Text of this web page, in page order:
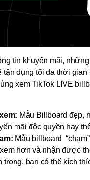
tin khuyến mãi,
dụng tối đa thời gian
xem TikTok LIVE
Mẫu Billboard đẹp,
mãi độc quyền hay
Mẫu billboard
hơn và nhận được
trọng, bạn có thể kích